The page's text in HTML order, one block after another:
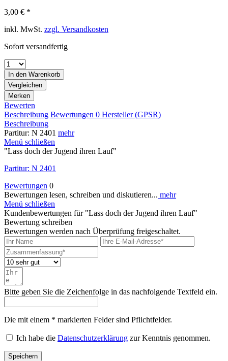
3,00 € *
inkl. MwSt. zzgl. Versandkosten
Sofort versandfertig
In den Warenkorb
Vergleichen
Merken
Bewerten
Beschreibung Bewertungen 0 Hersteller (GPSR)
Beschreibung
Partitur: N 2401 mehr
Menü schließen
"Lass doch der Jugend ihren Lauf"
Partitur: N 2401
Bewertungen 0
Bewertungen lesen, schreiben und diskutieren... mehr
Menü schließen
Kundenbewertungen für "Lass doch der Jugend ihren Lauf"
Bewertung schreiben
Bewertungen werden nach Überprüfung freigeschaltet.
Bitte geben Sie die Zeichenfolge in das nachfolgende Textfeld ein.
Die mit einem * markierten Felder sind Pflichtfelder.
Ich habe die Datenschutzerklärung zur Kenntnis genommen.
Speichern